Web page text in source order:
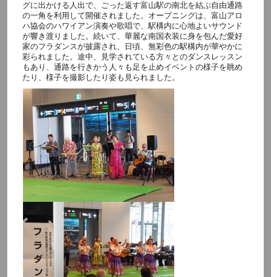
グに出かける人出で、ごった返す富山駅の南北を結ぶ自由通路
の一角を利用して開催されました。オープニングは、富山アロ
ハ協会のハワイアン演奏や歌唱で、駅構内に心地よいサウンド
が響き渡りました。続いて、華麗な南国衣装に身を包んだ愛好
家のフラダンスが披露され、日頃、無彩色の駅構内が華やかに
彩られました。途中、見学されている方々とのダンスレッスン
もあり、通路を行きかう人々も足を止めイベントの様子を眺め
たり、様子を撮影したり姿も見られました。